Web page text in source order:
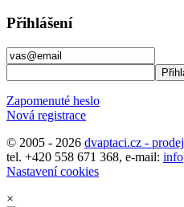
Přihlášení
Zapomenuté heslo
Nová registrace
© 2005 - 2026 dvaptaci.cz -
tel. +420 558 671 368, e-mail:
Nastavení cookies
×